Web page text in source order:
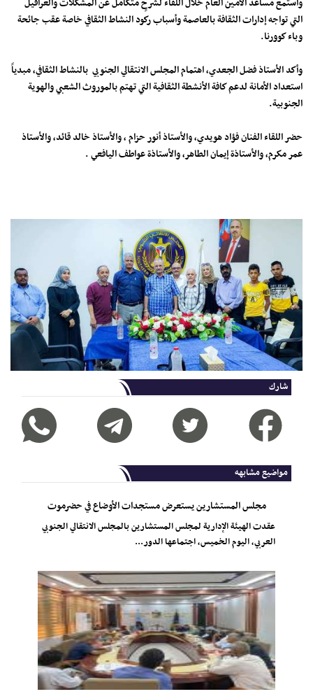
واستمع مساعد الأمين العام خلال اللقاء لشرحٍ متكامل عن المشكلات والعراقيل
التي تواجه إدارات الثقافة بالعاصمة وأسباب ركود النشاط الثقافي خاصة عقب جائحة
وباء كوورنا.
وأكد الأستاذ فضل الجعدي، اهتمام المجلس الانتقالي الجنوبي بالنشاط الثقافي، مبدياً
استعداد الأمانة لدعم كافة الأنشطة الثقافية التي تهتم بالموروث الشعبي والهوية
الجنوبية.
حضر اللقاء الفنان فؤاد هويدي، والأستاذ أنور حزام ، والأستاذ خالد قائد، والأستاذ
عمر مكرم، والأستاذة إيمان الطاهر، والأستاذة عواطف اليافعي .
شارك
مواضيع مشابهه
مجلس المستشارين يستعرض مستجدات الأوضاع في حضرموت
عقدت الهيئة الإدارية لمجلس المستشارين بالمجلس الانتقالي الجنوبي
العربي، اليوم الخميس، اجتماعها الدور...